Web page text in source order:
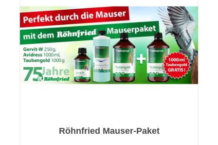
Röhnfried Mauser-Paket